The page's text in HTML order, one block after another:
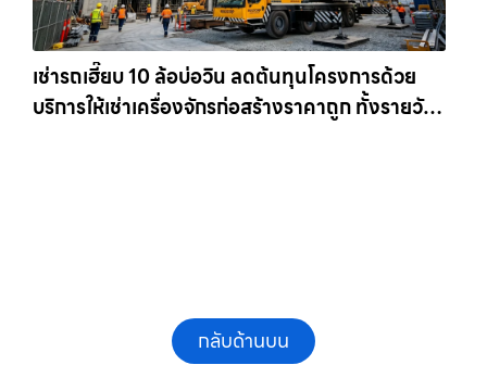
เช่ารถเฮี๊ยบ 10 ล้อบ่อวิน ลดต้นทุนโครงการด้วย
บริการให้เช่าเครื่องจักรก่อสร้างราคาถูก ทั้งรายวัน
กลับด้านบน